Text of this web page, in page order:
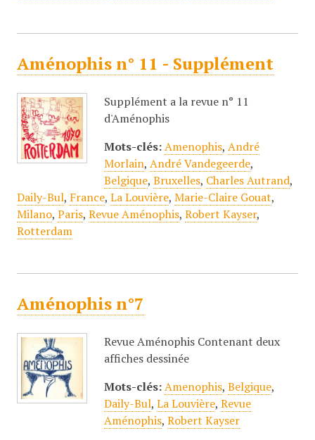
Aménophis n° 11 - Supplément
Supplément a la revue n° 11
d'Aménophis
Mots-clés: Amenophis, André
Morlain, André Vandegeerde,
Belgique, Bruxelles, Charles Autrand,
Daily-Bul, France, La Louvière, Marie-Claire Gouat,
Milano, Paris, Revue Aménophis, Robert Kayser,
Rotterdam
Aménophis n°7
Revue Aménophis Contenant deux
affiches dessinée
Mots-clés: Amenophis, Belgique,
Daily-Bul, La Louvière, Revue
Aménophis, Robert Kayser